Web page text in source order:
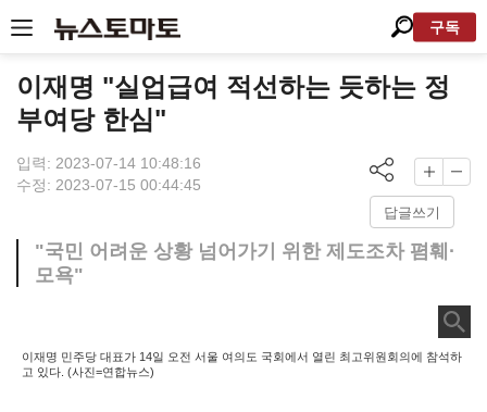
구독
이재명 "실업급여 적선하는 듯하는 정
부여당 한심"
입력: 2023-07-14 10:48:16
수정: 2023-07-15 00:44:45
답글쓰기
"국민 어려운 상황 넘어가기 위한 제도조차 폄훼·
모욕"
이재명 민주당 대표가 14일 오전 서울 여의도 국회에서 열린 최고위원회의에 참석하
고 있다. (사진=연합뉴스)